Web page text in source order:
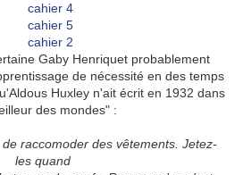
Gaby Henriquet probablement
de nécessité en des temps
Huxley n'ait écrit en 1932 dans
des mondes" :
raccomoder des vêtements. Jetez-
les quand